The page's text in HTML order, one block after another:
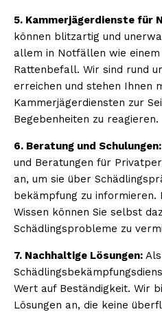
5. Kammerjägerdienste für
können blitzartig und
allem in Notfällen wie
Rattenbefall. Wir sind rund
erreichen und stehen Ihnen
Kammerjägerdiensten zur
Begebenheiten zu reagieren.
6. Beratung und Schulungen:
und Beratungen für
an, um sie über
bekämpfung zu informieren.
Wissen können Sie selbst
Schädlingsprobleme zu
7. Nachhaltige Lösungen:
Wert auf Beständigkeit. Wir
Lösungen an, die keine